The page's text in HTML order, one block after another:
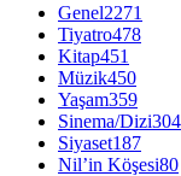
Genel2271
Tiyatro478
Kitap451
Müzik450
Yaşam359
Sinema/Dizi304
Siyaset187
Nil’in Köşesi80